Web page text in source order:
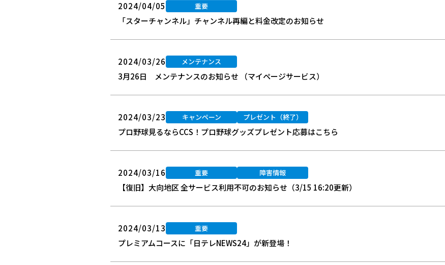
2024/04/05 重要
「スターチャンネル」チャンネル再編と料金改定のお知らせ
2024/03/26 メンテナンス
3月26日 メンテナンスのお知らせ （マイページサービス）
2024/03/23 キャンペーン プレゼント（終了）
プロ野球見るならCCS！プロ野球グッズプレゼント応募はこちら
2024/03/16 重要 障害情報
【復旧】大向地区 全サービス利用不可のお知らせ（3/15 16:20更新）
2024/03/13 重要
プレミアムコースに「日テレNEWS24」が新登場！